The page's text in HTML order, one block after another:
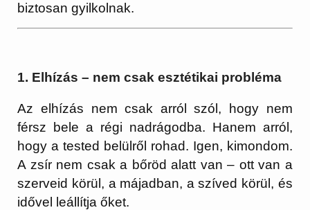
biztosan gyilkolnak.
1. Elhízás – nem csak esztétikai probléma
Az elhízás nem csak arról szól, hogy nem
férsz bele a régi nadrágodba. Hanem arról,
hogy a tested belülről rohad. Igen, kimondom.
A zsír nem csak a bőröd alatt van – ott van a
szerveid körül, a májadban, a szíved körül, és
idővel leállítja őket.